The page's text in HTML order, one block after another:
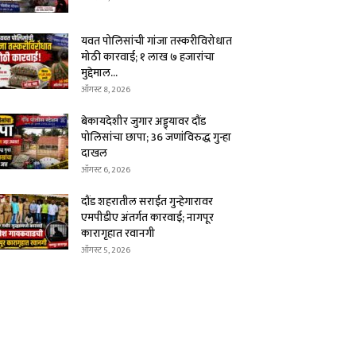
यवत पोलिसांची गांजा तस्करीविरोधात
मोठी कारवाई; १ लाख ७ हजारांचा
मुद्देमाल...
ऑगस्ट 8, 2026
बेकायदेशीर जुगार अड्ड्यावर दौंड
पोलिसांचा छापा; 36 जणांविरुद्ध गुन्हा
दाखल
ऑगस्ट 6, 2026
दौंड शहरातील सराईत गुन्हेगारावर
एमपीडीए अंतर्गत कारवाई; नागपूर
कारागृहात रवानगी
ऑगस्ट 5, 2026